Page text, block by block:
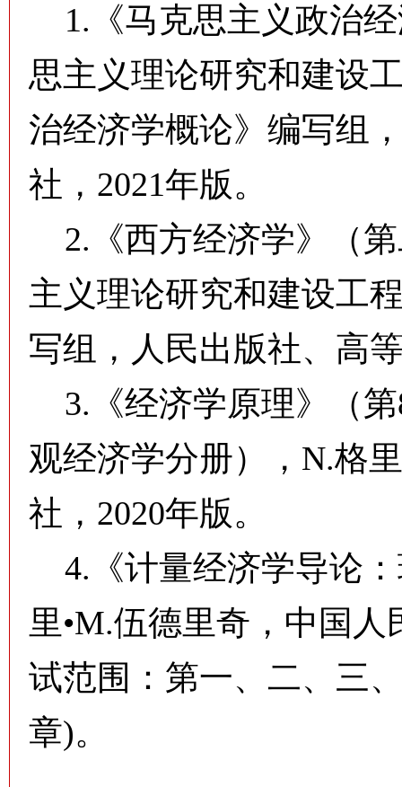
1.《马克思主义政治
思主义理论研究和建设
治经济学概论》编写组
社，2021年版。
2.《西方经济学》（
主义理论研究和建设工
写组，人民出版社、高
3.《经济学原理》（
观经济学分册），N.格
社，2020年版。
4.《计量经济学导论
里•M.伍德里奇，中国
试范围：第一、二、三
章)。